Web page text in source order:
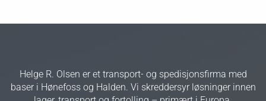
Helge R. Olsen er et transport- og spedisjonsfirma med
baser i Hønefoss og Halden. Vi skreddersyr løsninger innen